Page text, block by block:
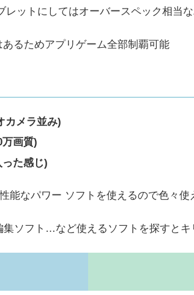
レットにしてはオーバースペック相当
るためアプリゲーム全部制覇可能
カメラ並み)
画質)
た感じ)
能なパワー ソフトを使えるので色々使
集ソフト…など使えるソフトを探すと